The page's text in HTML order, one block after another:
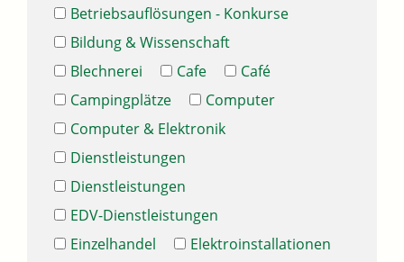
Betriebsauflösungen - Konkurse
Bildung & Wissenschaft
Blechnerei
Cafe
Café
Campingplätze
Computer
Computer & Elektronik
Dienstleistungen
Dienstleistungen
EDV-Dienstleistungen
Einzelhandel
Elektroinstallationen